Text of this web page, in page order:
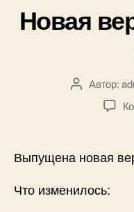
Новая
Автор
записи
Автор:
Выпущена новая
Что изменилось: